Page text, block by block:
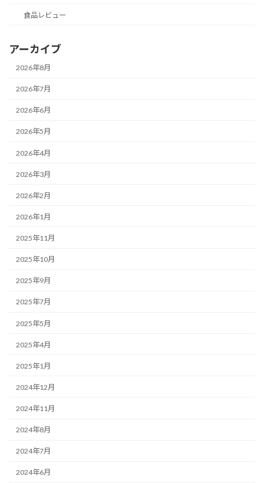
食品レビュー
アーカイブ
2026年8月
2026年7月
2026年6月
2026年5月
2026年4月
2026年3月
2026年2月
2026年1月
2025年11月
2025年10月
2025年9月
2025年7月
2025年5月
2025年4月
2025年1月
2024年12月
2024年11月
2024年8月
2024年7月
2024年6月